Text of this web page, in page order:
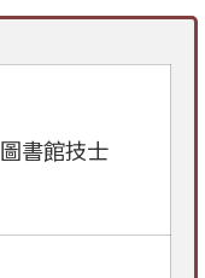
圖書館技士